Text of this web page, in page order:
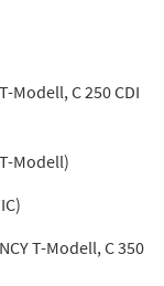
Modell, C 250 CDI
Modell)
T-Modell, C 350